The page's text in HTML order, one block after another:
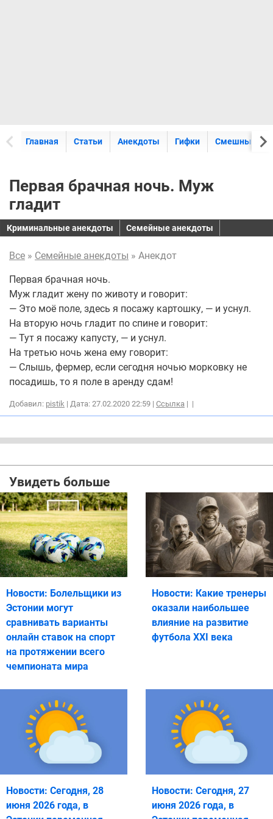
Главная Статьи Анекдоты Гифки Смешные
Первая брачная ночь. Муж
гладит
Криминальные анекдоты Семейные анекдоты
Все » Семейные анекдоты » Анекдот
Первая брачная ночь.
Муж гладит жену по животу и говорит:
— Это моё поле, здесь я посажу картошку, — и уснул.
На вторую ночь гладит по спине и говорит:
— Тут я посажу капусту, — и уснул.
На третью ночь жена ему говорит:
— Слышь, фермер, если сегодня ночью морковку не
посадишь, то я поле в аренду сдам!
Добавил: pistik | Дата: 27.02.2020 22:59 | Ссылка | |
Увидеть больше
Новости: Болельщики из
Эстонии могут
сравнивать варианты
онлайн ставок на спорт
на протяжении всего
чемпионата мира
Новости: Какие тренеры
оказали наибольшее
влияние на развитие
футбола XXI века
Новости: Сегодня, 28
июня 2026 года, в
Новости: Сегодня, 27
июня 2026 года, в